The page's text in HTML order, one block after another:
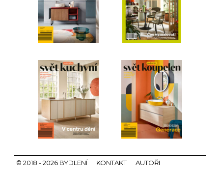
© 2018 - 2026 BYDLENÍ KONTAKT AUTOŘI